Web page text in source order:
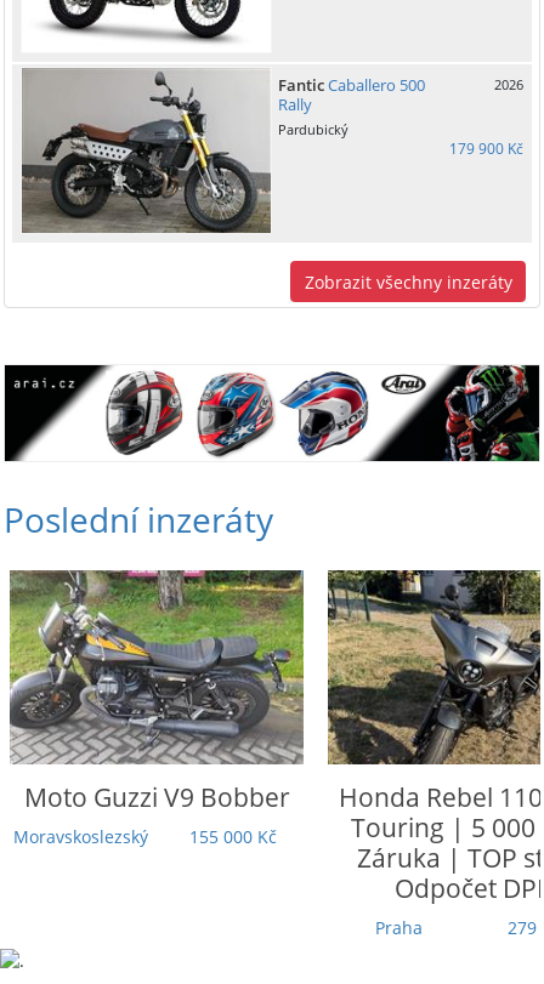
FanticCaballero 500
Rally
2026
Pardubický
179 900 Kč
Zobrazit všechny inzeráty
Poslední inzeráty
Moto Guzzi V9 Bobber
Moravskoslezský 155 000 Kč
Honda Rebel
Touring | 5
Záruka | TOP
Odpočet
Praha 279